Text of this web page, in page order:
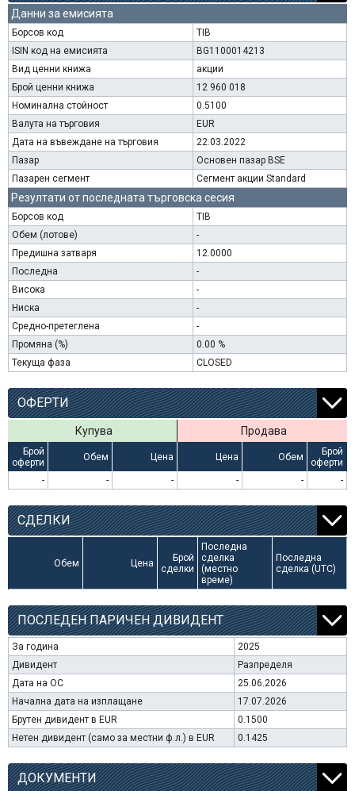
Данни за емисията
Борсов код
TIB
ISIN код на емисията
BG1100014213
Вид ценни книжа
акции
Брой ценни книжа
12 960 018
Номинална стойност
0.5100
Валута на търговия
EUR
Дата на въвеждане на търговия
22.03.2022
Пазар
Основен пазар BSE
Пазарен сегмент
Сегмент акции Standard
Резултати от последната търговска сесия
Борсов код
TIB
Обем (лотове)
-
Предишна затваря
12.0000
Последна
-
Висока
-
Ниска
-
Средно-претеглена
-
Промяна (%)
0.00 %
Текуща фаза
CLOSED
ОФЕРТИ
Купува Продава
Брой
оферти
Обем Цена Цена Обем
Брой
оферти
-
- - - - -
СДЕЛКИ
Обем Цена
Брой
сделки
Последна
сделка
(местно
време)
Последна
сделка (UTC)
ПОСЛЕДЕН ПАРИЧЕН ДИВИДЕНТ
За година
2025
Дивидент
Разпределя
Дата на ОС
25.06.2026
Начална дата на изплащане
17.07.2026
Брутен дивидент в EUR
0.1500
Нетен дивидент (само за местни ф.л.) в EUR
0.1425
ДОКУМЕНТИ